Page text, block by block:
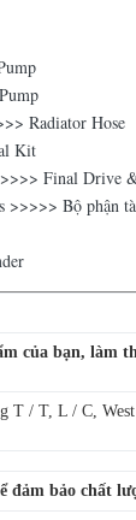
Radiator Hose
Kit
Final Drive
Bộ phận
của bạn, làm
T / T, L / C,
đảm bảo chất